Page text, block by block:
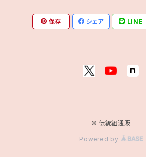
保存 シェア LINE
© 伝統組通販
Powered by